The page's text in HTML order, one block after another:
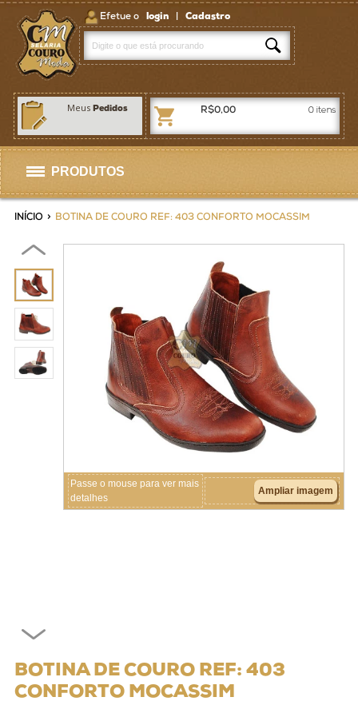
Efetue o login Cadastro
MeusPedidos 0itens
R$0,00
PRODUTOS
Selas
Artigos p/ Selaria
Bolsas / Pastas
Homens
Mulheres
Crianças
INÍCIO > BOTINA DE COURO REF: 403 CONFORTO MOCASSIM
Passe o mouse para ver mais
detalhes
Ampliar imagem
BOTINA DE COURO REF: 403
CONFORTO MOCASSIM